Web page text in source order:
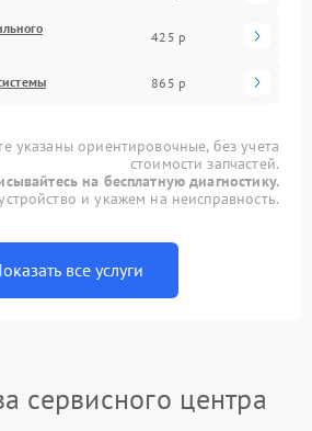
425 р
865 р
указаны ориентировочные, без учета
стоимости запчастей.
на бесплатную диагностику.
и укажем на неисправность.
все услуги
сервисного центра